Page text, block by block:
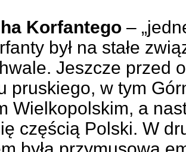
Korfantego –
był na stałe
Jeszcze
pruskiego, w tym
a
częścią Polski. W